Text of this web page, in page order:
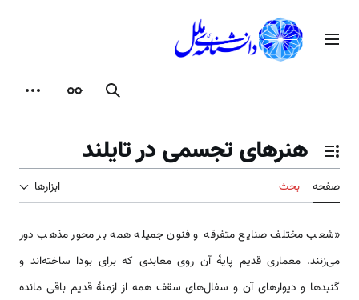
محتوامنوی اصلی
جستجوظاهر
تغییر وضعیت فهرست محتویات
هنرهای تجسمی در تایلند
صفحه بحث ابزارها
«شعب مختلف صنایع متفرقه و فنون جمیله همه بر محور مذهب دور
می‌زنند. معماری قدیم پایهٔ آن روی معابدی که برای بودا ساخته‌اند و
گنبدها و دیوارهای آن و سفال‌های سقف همه از ازمنهٔ قدیم باقی مانده